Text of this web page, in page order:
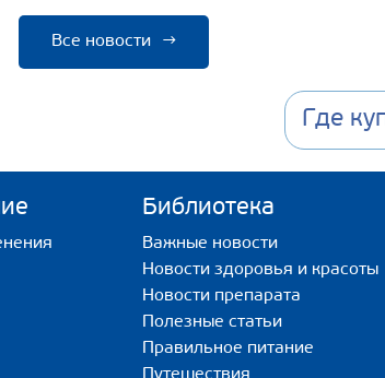
Все новости →
Где
Библиотека
Важные новости
Новости здоровья и красоты
Новости препарата
Полезные статьи
Правильное питание
Путешествия